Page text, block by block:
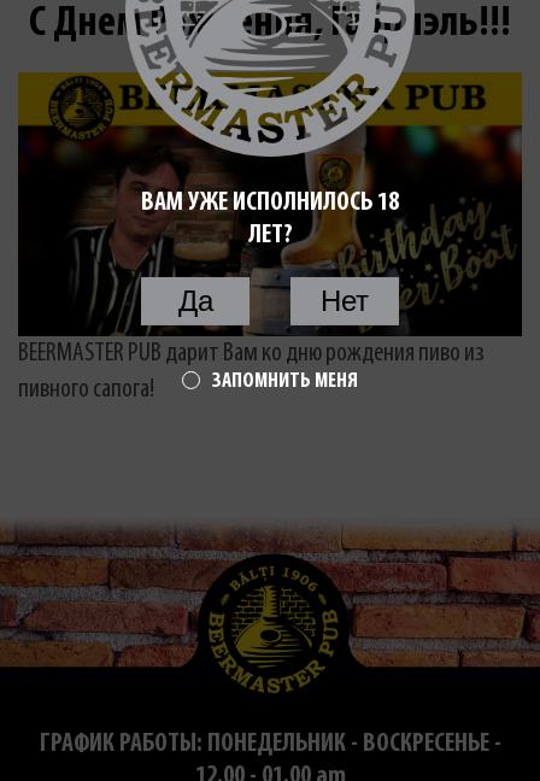
С Днем Рождения, Габриэль!!!
BEERMASTER PUB дарит Вам ко дню рождения пиво из
пивного сапога!
ГРАФИК РАБОТЫ: ПОНЕДЕЛЬНИК - ВОСКРЕСЕНЬЕ -
ВАМ УЖЕ ИСПОЛНИЛОСЬ 18
ЛЕТ?
Да Нет
ЗАПОМНИТЬ МЕНЯ